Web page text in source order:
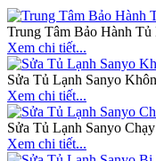
Trung Tâm Bảo Hành
Xem chi tiết...
Sửa Tủ Lạnh Sanyo
Xem chi tiết...
Sửa Tủ Lạnh Sanyo
Xem chi tiết...